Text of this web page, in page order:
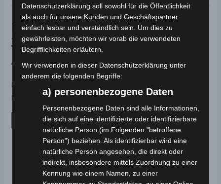
KONTAKT & BERATUNG –
JETZT UNVERBINDLICH
ANFRAGEN
Hast du Fragen oder benötigst eine Beratung? Unser
Expertenteam hilft dir gerne weiter!
JETZT ANFRAGEN
FAQ
Führerschein nötig?
Datenschutzerklärung soll sowohl für die Öffentlichkeit
als auch für unsere Kunden und Geschäftspartner
einfach lesbar und verständlich sein. Um dies zu
gewährleisten, möchten wir vorab die verwendeten
Begrifflichkeiten erläutern.
Wir verwenden in dieser Datenschutzerklärung unter
anderem die folgenden Begriffe:
a) personenbezogene Daten
Personenbezogene Daten sind alle Informationen,
die sich auf eine identifizierte oder identifizierbare
natürliche Person (im Folgenden "betroffene
Person") beziehen. Als identifizierbar wird eine
natürliche Person angesehen, die direkt oder
indirekt, insbesondere mittels Zuordnung zu einer
Kennung wie einem Namen, zu einer